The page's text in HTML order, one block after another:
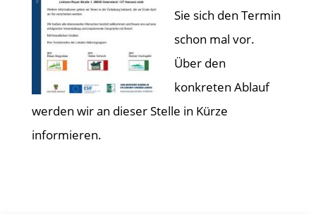
Sie sich den Termin
schon mal vor.
Über den
konkreten Ablauf
werden wir an dieser Stelle in Kürze
informieren.